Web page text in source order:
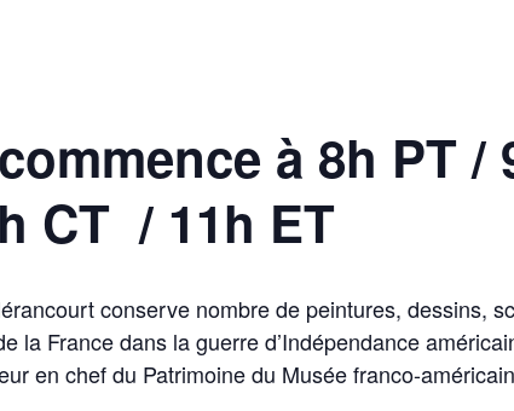
à 8h PT /
CT / 11h ET
conserve nombre de peintures, dessins,
la France dans la guerre d’Indépendance
en chef du Patrimoine du Musée franco-